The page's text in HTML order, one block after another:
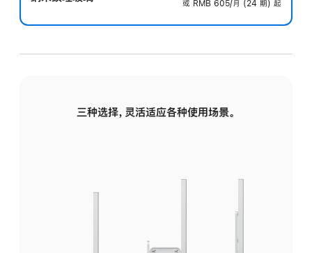
或 RMB 605/月 (24 期) 起
三种选择，灵活适应各种使用场景。